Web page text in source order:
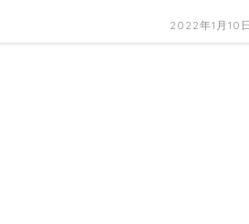
2022年1月10